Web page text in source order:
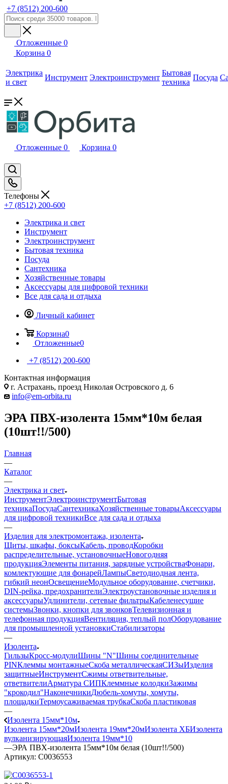
+7 (8512) 200-600
Отложенные 0
Корзина 0
Электрика
и свет
Инструмент Электроинструмент
Бытовая
техника
Посуда
Отложенные 0 Корзина 0
Телефоны
+7 (8512) 200-600
Электрика и свет
Инструмент
Электроинструмент
Бытовая техника
Посуда
Сантехника
Хозяйственные товары
Аксессуары для цифровой техники
Все для сада и отдыха
Личный кабинет
Корзина0
Отложенные0
+7 (8512) 200-600
Контактная информация
г. Астрахань, проезд Николая Островского д. 6
info@em-orbita.ru
ЭРА ПВХ-изолента 15мм*10м белая
(10шт!!/500)
Главная
—
Каталог
—
Электрика и свет
ИнструментЭлектроинструментБытовая
техникаПосудаСантехникаХозяйственные товарыАксессуары
для цифровой техникиВсе для сада и отдыха
—
Изделия для электромонтажа, изолента
Щиты, шкафы, боксыКабель, проводКоробки
распределительные, установочныеНовогодняя
продукцияЭлементы питания, зарядные устройстваФонари,
комлектующие для фонарейЛампыСветодиодная лента,
гибкий неонОсвещениеМодульное оборудование, счетчики,
DIN-рейка, предохранителиЭлектроустановочные изделия и
аксессуарыУдлинители, сетевые фильтрыКабеленесущие
системыЗвонки, кнопки для звонковТелевизионная и
телефонная продукцияВентиляция, теплый полОборудование
для промышленной установкиСтабилизаторы
—
Изолента
ГильзыКросс-модулиШины "N"Шины соединительные
PINКлеммы монтажныеСкоба металлическаяСИЗыИзделия
защитныеИнструментСжимы ответвительные,
ответвителиАрматура СИПКлеммные колодкиЗажимы
"крокодил"НаконечникиДюбель-хомуты, хомуты,
площадкиТермоусаживаемая трубкаСкоба пластиковая
—
Изолента 15мм*10м
Изолента 15мм*20мИзолента 19мм*20мИзолента ХБИзолента
вулканизирующаяИзолента 19мм*10
—ЭРА ПВХ-изолента 15мм*10м белая (10шт!!/500)
Артикул: C0036553